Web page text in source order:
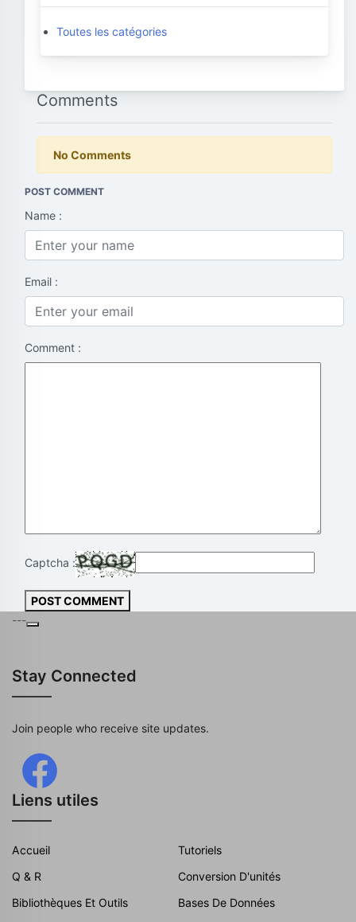
Toutes les catégories
Comments
No Comments
POST COMMENT
Name :
Email :
Comment :
Captcha :
POST COMMENT
---
Stay Connected
Join people who receive site updates.
Liens utiles
Accueil
Tutoriels
Q & R
Conversion D'unités
Bibliothèques Et Outils
Bases De Données